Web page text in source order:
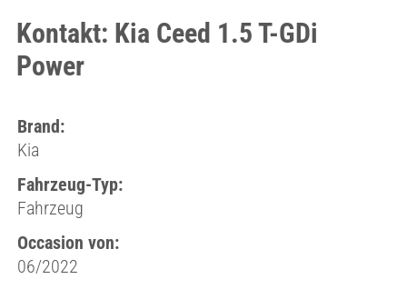
Kontakt: Kia Ceed 1.5 T-GDi
Power
Brand:
Kia
Fahrzeug-Typ:
Fahrzeug
Occasion von:
06/2022